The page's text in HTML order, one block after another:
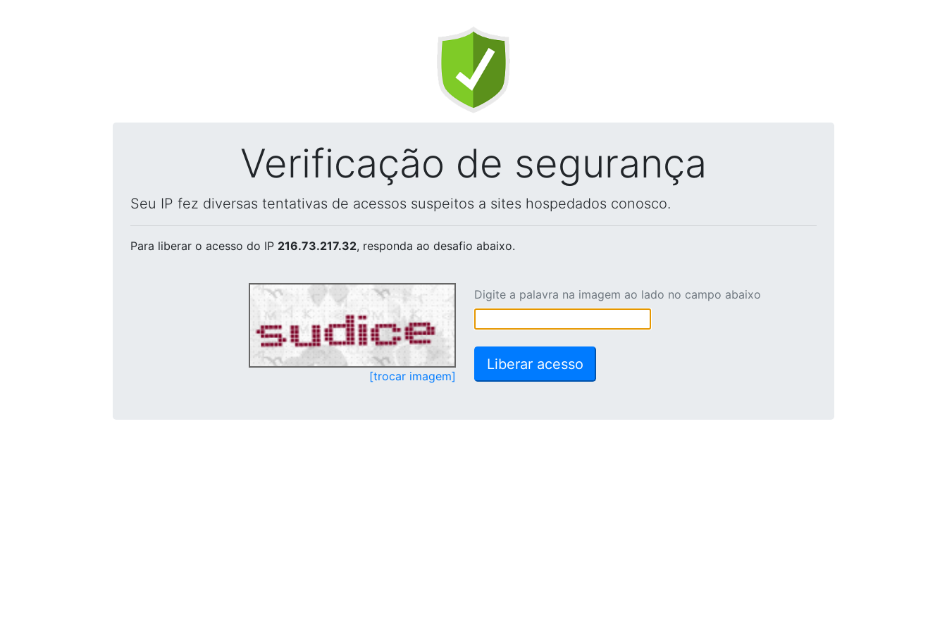
Verificação de segurança
Seu IP fez diversas tentativas de acessos suspeitos a sites hospedados conosco.
Para liberar o acesso do IP 216.73.217.32, responda ao desafio abaixo.
[trocar imagem]
Digite a palavra na imagem ao lado no campo abaixo